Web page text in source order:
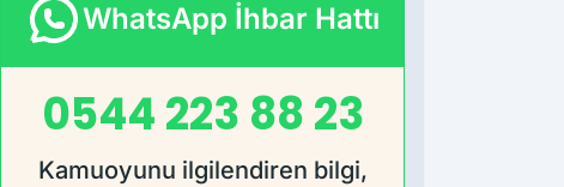
WhatsApp İhbar Hattı
0544 223 88 23
Kamuoyunu ilgilendiren bilgi,